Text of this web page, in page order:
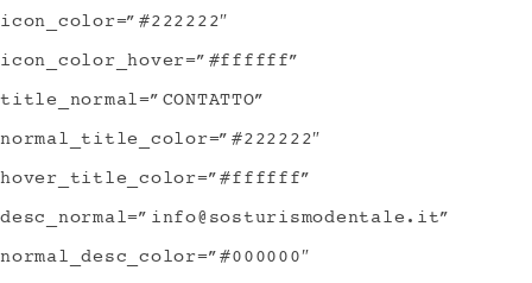
icon_color=”#222222″
icon_color_hover=”#ffffff”
title_normal=”CONTATTO”
normal_title_color=”#222222″
hover_title_color=”#ffffff”
desc_normal=” info@sosturismodentale.it”
normal_desc_color=”#000000″